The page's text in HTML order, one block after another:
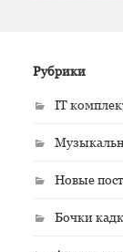
Рубрики
IT
Новые
Бочки